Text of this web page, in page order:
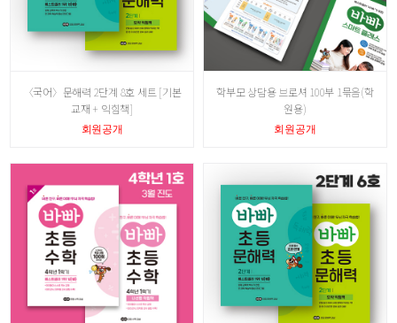
〈국어〉문해력 2단계 8호 세트 [기본
교재 + 익힘책]
회원공개
학부모 상담용 브로셔 100부 1묶음(학
원용)
회원공개